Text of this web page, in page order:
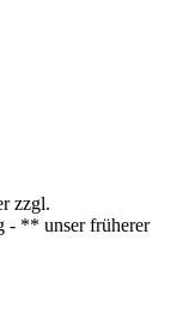
zzgl.
- ** unser früherer